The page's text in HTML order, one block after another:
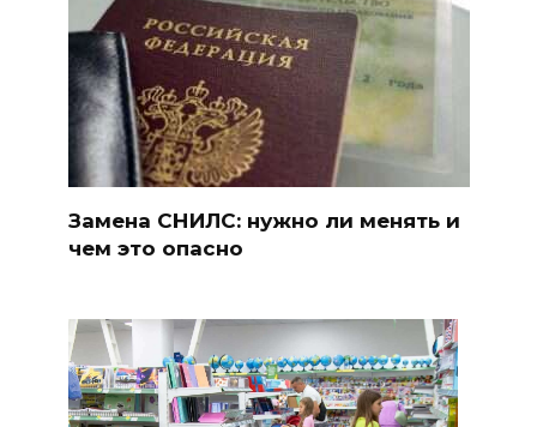
Замена СНИЛС: нужно ли менять и
чем это опасно